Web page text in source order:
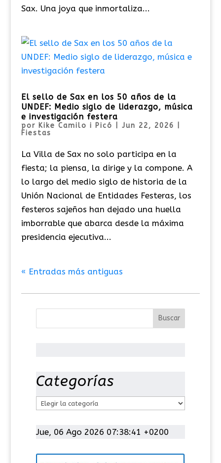
Sax. Una joya que inmortaliza...
El sello de Sax en los 50 años de la
UNDEF: Medio siglo de liderazgo, música
e investigación festera
por Kike Camilo i Picó Jun 22, 2026
Fiestas
La Villa de Sax no solo participa en la
fiesta; la piensa, la dirige y la compone. A
lo largo del medio siglo de historia de la
Unión Nacional de Entidades Festeras, los
festeros sajeños han dejado una huella
imborrable que abarca desde la máxima
presidencia ejecutiva...
« Entradas más antiguas
Categorías
t
g
Jue, 06 Ago 2026 07:38:42 +0200